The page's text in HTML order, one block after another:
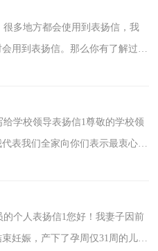
多地方都会使用到表扬信，我
用到表扬信。那么你有了解过表
给医护人员的表...
学校领导表扬信1尊敬的学校领
表我们全家向你们表示最衷心的
生，在20xx年省计...
个人表扬信1您好！我妻子因前
妊娠，产下了孕周仅31周的儿